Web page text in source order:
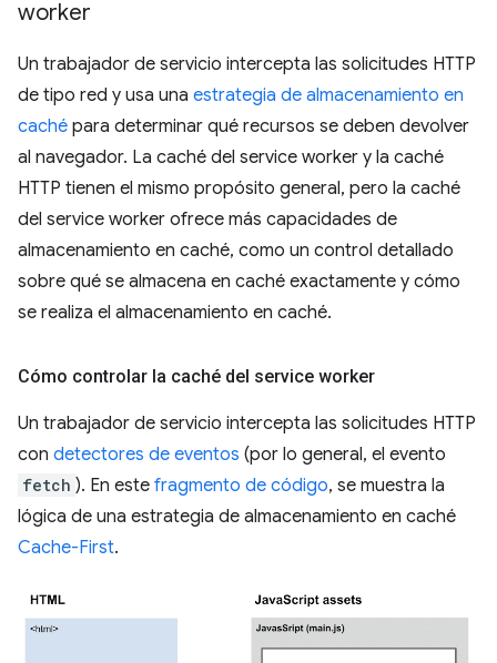
worker
Un trabajador de servicio intercepta las solicitudes HTTP
de tipo red y usa una estrategia de almacenamiento en
caché para determinar qué recursos se deben devolver
al navegador. La caché del service worker y la caché
HTTP tienen el mismo propósito general, pero la caché
del service worker ofrece más capacidades de
almacenamiento en caché, como un control detallado
sobre qué se almacena en caché exactamente y cómo
se realiza el almacenamiento en caché.
Cómo controlar la caché del service worker
Un trabajador de servicio intercepta las solicitudes HTTP
con detectores de eventos (por lo general, el evento
fetch ). En este fragmento de código, se muestra la
lógica de una estrategia de almacenamiento en caché
Cache-First.